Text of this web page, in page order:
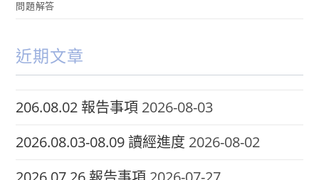
問題解答
近期文章
206.08.02 報告事項 2026-08-03
2026.08.03-08.09 讀經進度 2026-08-02